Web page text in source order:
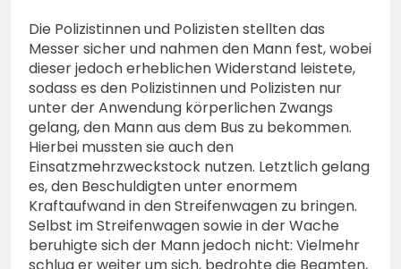
Die Polizistinnen und Polizisten stellten das
Messer sicher und nahmen den Mann fest, wobei
dieser jedoch erheblichen Widerstand leistete,
sodass es den Polizistinnen und Polizisten nur
unter der Anwendung körperlichen Zwangs
gelang, den Mann aus dem Bus zu bekommen.
Hierbei mussten sie auch den
Einsatzmehrzweckstock nutzen. Letztlich gelang
es, den Beschuldigten unter enormem
Kraftaufwand in den Streifenwagen zu bringen.
Selbst im Streifenwagen sowie in der Wache
beruhigte sich der Mann jedoch nicht: Vielmehr